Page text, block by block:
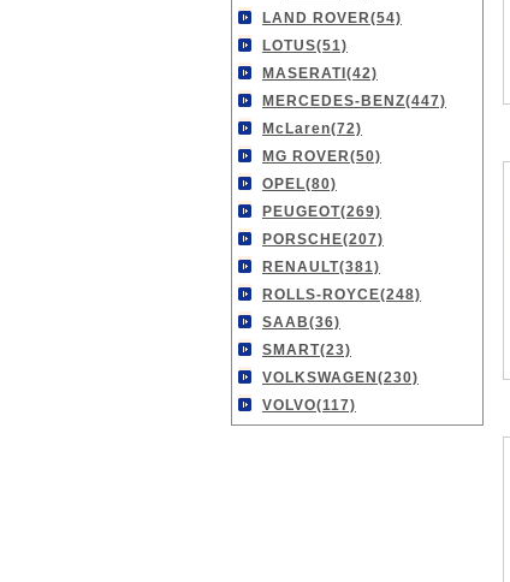
LAND ROVER(54)
LOTUS(51)
MASERATI(42)
MERCEDES-BENZ(447)
McLaren(72)
MG ROVER(50)
OPEL(80)
PEUGEOT(269)
PORSCHE(207)
RENAULT(381)
ROLLS-ROYCE(248)
SAAB(36)
SMART(23)
VOLKSWAGEN(230)
VOLVO(117)